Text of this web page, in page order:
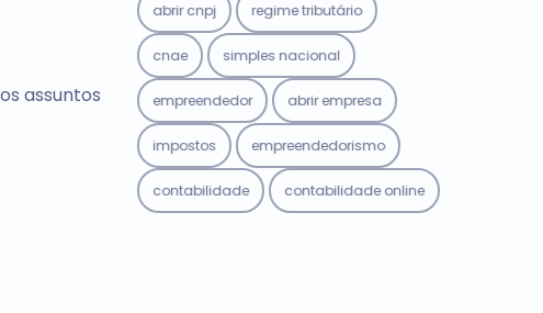
assuntos
abrir cnpj regime tributário
cnae simples nacional
empreendedor abrir empresa
impostos empreendedorismo
contabilidade contabilidade online